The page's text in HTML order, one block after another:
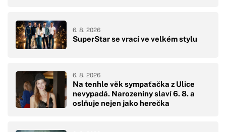
SuperStar se vrací ve velkém stylu
6. 8. 2026
Na tenhle věk sympaťačka z Ulice
nevypadá. Narozeniny slaví 6. 8. a
oslňuje nejen jako herečka
6. 8. 2026